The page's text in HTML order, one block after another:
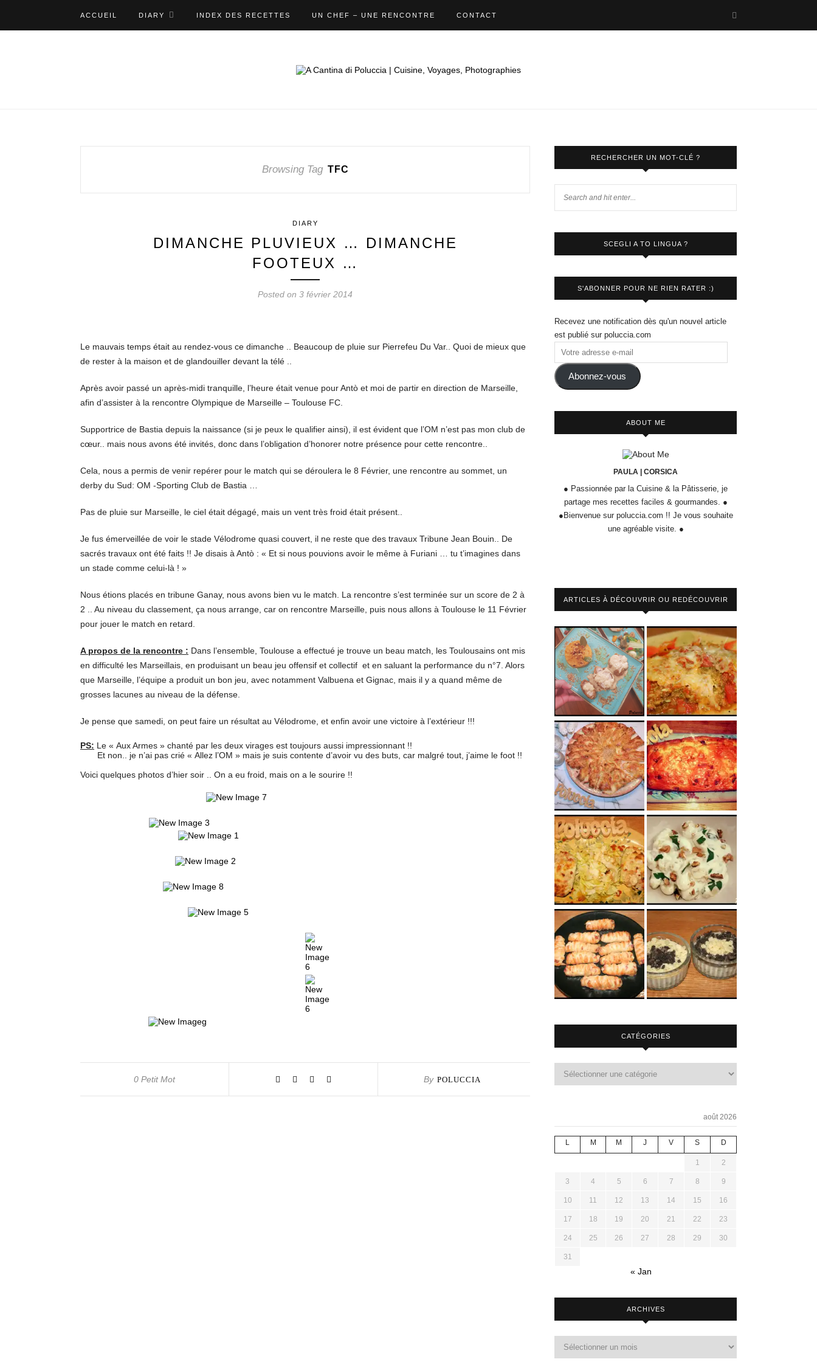
ACCUEIL DIARY INDEX DES RECETTES UN CHEF – UNE RENCONTRE CONTACT
Browsing Tag TFC
DIARY
DIMANCHE PLUVIEUX … DIMANCHE
FOOTEUX …
Posted on 3 février 2014
Le mauvais temps était au rendez-vous ce dimanche .. Beaucoup de pluie sur Pierrefeu Du Var.. Quoi de mieux que
de rester à la maison et de glandouiller devant la télé ..
Après avoir passé un après-midi tranquille, l’heure était venue pour Antò et moi de partir en direction de Marseille,
afin d’assister à la rencontre Olympique de Marseille – Toulouse FC.
Supportrice de Bastia depuis la naissance (si je peux le qualifier ainsi), il est évident que l’OM n’est pas mon club de
cœur.. mais nous avons été invités, donc dans l’obligation d’honorer notre présence pour cette rencontre..
Cela, nous a permis de venir repérer pour le match qui se déroulera le 8 Février, une rencontre au sommet, un
derby du Sud: OM -Sporting Club de Bastia …
Pas de pluie sur Marseille, le ciel était dégagé, mais un vent très froid était présent..
Je fus émerveillée de voir le stade Vélodrome quasi couvert, il ne reste que des travaux Tribune Jean Bouin.. De
sacrés travaux ont été faits !! Je disais à Antò : « Et si nous pouvions avoir le même à Furiani … tu t’imagines dans
un stade comme celui-là ! »
Nous étions placés en tribune Ganay, nous avons bien vu le match. La rencontre s’est terminée sur un score de 2 à
2 .. Au niveau du classement, ça nous arrange, car on rencontre Marseille, puis nous allons à Toulouse le 11 Février
pour jouer le match en retard.
A propos de la rencontre : Dans l’ensemble, Toulouse a effectué je trouve un beau match, les Toulousains ont mis
en difficulté les Marseillais, en produisant un beau jeu offensif et collectif et en saluant la performance du n°7. Alors
que Marseille, l’équipe a produit un bon jeu, avec notamment Valbuena et Gignac, mais il y a quand même de
grosses lacunes au niveau de la défense.
Je pense que samedi, on peut faire un résultat au Vélodrome, et enfin avoir une victoire à l’extérieur !!!
PS: Le « Aux Armes » chanté par les deux virages est toujours aussi impressionnant !!
Et non.. je n’ai pas crié « Allez l’OM » mais je suis contente d’avoir vu des buts, car malgré tout, j’aime le foot !!
Voici quelques photos d’hier soir .. On a eu froid, mais on a le sourire !!
0 Petit Mot By POLUCCIA
RECHERCHER UN MOT-CLÉ ?
SCEGLI A TO LINGUA ?
S'ABONNER POUR NE RIEN RATER :)
Recevez une notification dès qu'un nouvel article
est publié sur poluccia.com
Abonnez-vous
ABOUT ME
PAULA | CORSICA
● Passionnée par la Cuisine & la Pâtisserie, je
partage mes recettes faciles & gourmandes. ●
●Bienvenue sur poluccia.com !! Je vous souhaite
une agréable visite. ●
ARTICLES À DÉCOUVRIR OU REDÉCOUVRIR
CATÉGORIES
août 2026
L M M J V S D
1 2
3 4 5 6 7 8 9
10 11 12 13 14 15 16
17 18 19 20 21 22 23
24 25 26 27 28 29 30
31
« Jan
ARCHIVES